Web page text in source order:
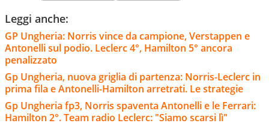
Leggi anche:
GP Ungheria: Norris vince da campione, Verstappen e
Antonelli sul podio. Leclerc 4°, Hamilton 5° ancora
penalizzato
Gp Ungheria, nuova griglia di partenza: Norris-Leclerc in
prima fila e Antonelli-Hamilton arretrati. Le strategie
Gp Ungheria fp3, Norris spaventa Antonelli e le Ferrari:
Hamilton 2°. Team radio Leclerc: "Siamo scarsi lì"